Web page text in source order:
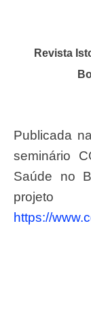
Revista IstoÉ – 2 de outubro de 2013 – Coluna
Publicada na revista IstoÉ nota a respeito do
seminário
Saúde no
projeto
https://